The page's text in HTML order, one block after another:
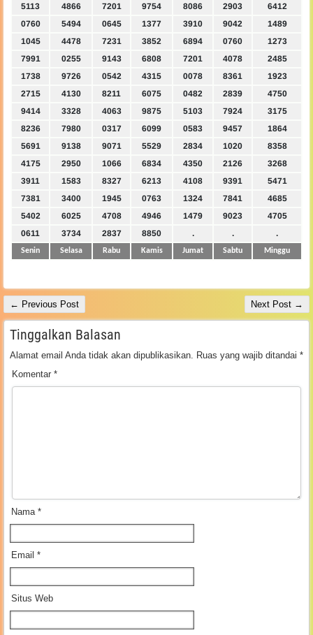
5113
4866 7201 9754 8086 2903
6412
0760
5494 0645 1377 3910 9042
1489
1045
4478 7231 3852 6894 0760
1273
7991
0255 9143 6808 7201 4078
2485
1738
9726 0542 4315 0078 8361
1923
2715
4130 8211 6075 0482 2839
4750
9414
3328 4063 9875 5103 7924
3175
8236
7980 0317 6099 0583 9457
1864
5691
9138 9071 5529 2834 1020
8358
4175
2950 1066 6834 4350 2126
3268
3911
1583 8327 6213 4108 9391
5471
7381
3400 1945 0763 1324 7841
4685
5402
6025 4708 4946 1479 9023
4705
0611
3734 2837 8850 . . .
Senin Selasa Rabu Kamis Jumat Sabtu Minggu
← Previous Post Next Post →
Tinggalkan Balasan
Alamat email Anda tidak akan dipublikasikan. Ruas yang wajib ditandai *
Komentar *
Nama *
Email *
Situs Web